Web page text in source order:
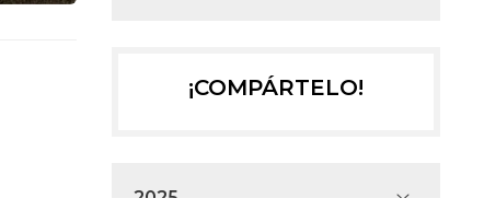
¡COMPÁRTELO!
2025